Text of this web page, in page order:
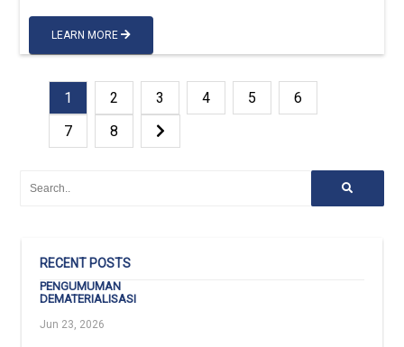
LEARN MORE
1 2 3 4 5
6
7
8
RECENT POSTS
PENGUMUMAN
DEMATERIALISASI
Jun 23, 2026